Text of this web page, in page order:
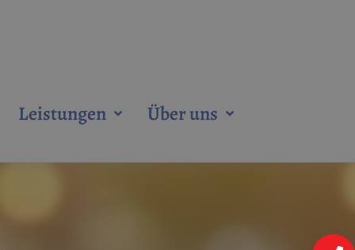
Leistungen Über uns